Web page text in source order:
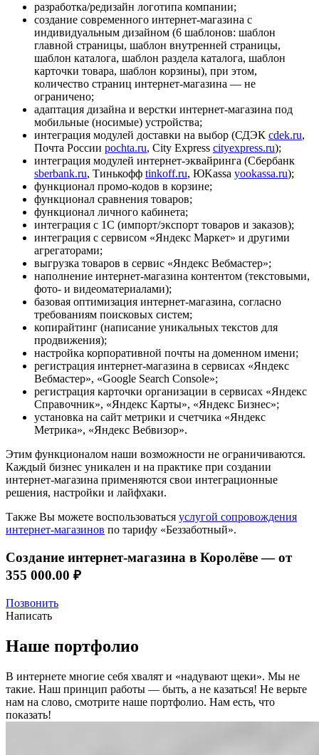
разработка/редизайн логотипа компании;
создание современного интернет-магазина с
индивидуальным дизайном (6 шаблонов: шаблон
главной страницы, шаблон внутренней страницы,
шаблон каталога, шаблон раздела каталога, шаблон
карточки товара, шаблон корзины), при этом,
количество страниц интернет-магазина — не
ограничено;
адаптация дизайна и верстки интернет-магазина под
мобильные (носимые) устройства;
интеграция модулей доставки на выбор (СДЭК cdek.ru,
Почта России pochta.ru, City Express cityexpress.ru);
интеграция модулей интернет-эквайринга (Сбербанк
sberbank.ru, Тинькофф tinkoff.ru, ЮKassa yookassa.ru);
функционал промо-кодов в корзине;
функционал сравнения товаров;
функционал личного кабинета;
интеграция с 1С (импорт/экспорт товаров и заказов);
интеграция с сервисом «Яндекс Маркет» и другими
агрегаторами;
выгрузка товаров в сервис «Яндекс Вебмастер»;
наполнение интернет-магазина контентом (текстовыми,
фото- и видеоматериалами);
базовая оптимизация интернет-магазина, согласно
требованиям поисковых систем;
копирайтинг (написание уникальных текстов для
продвижения);
настройка корпоративной почты на доменном имени;
регистрация интернет-магазина в сервисах «Яндекс
Вебмастер», «Google Search Console»;
регистрация карточки организации в сервисах «Яндекс
Справочник», «Яндекс Карты», «Яндекс Бизнес»;
установка на сайт метрики и счетчика «Яндекс
Метрика», «Яндекс Вебвизор».
Этим функционалом наши возможности не ограничиваются.
Каждый бизнес уникален и на практике при создании
интернет-магазина применяются свои интеграционные
решения, настройки и лайфхаки.
Также Вы можете воспользоваться услугой сопровождения
интернет-магазинов по тарифу «Беззаботный».
Создание интернет-магазина в Королёве —от
355 000.00 ₽
Позвонить
Написать
Наше портфолио
В интернете многие себя хвалят и «надувают щеки». Мы не
такие. Наш принцип работы — быть, а не казаться! Не верьте
нам на слово, смотрите наше портфолио. Нам есть, что
показать!